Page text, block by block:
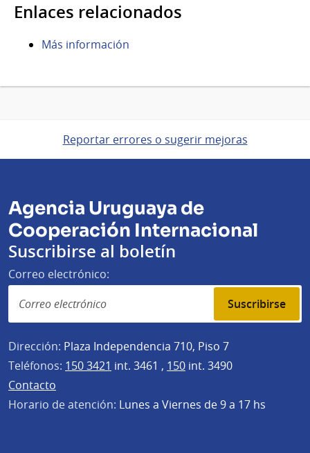
Enlaces relacionados
Más información
Reportar errores o sugerir mejoras
Agencia Uruguaya de
Cooperación Internacional
Suscribirse al boletín
Correo electrónico:
Suscribirse
Dirección: Plaza Independencia 710, Piso 7
Teléfonos: 150 3421 int. 3461 , 150 int. 3490
Contacto
Horario de atención: Lunes a Viernes de 9 a 17 hs